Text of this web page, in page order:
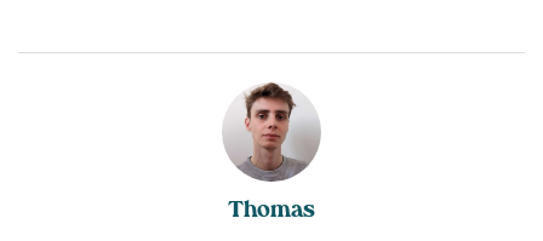
Thomas